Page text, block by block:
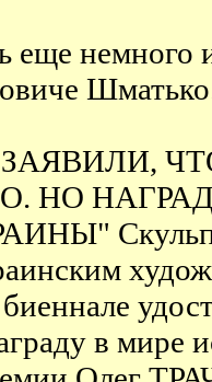
еще
НО
в мире